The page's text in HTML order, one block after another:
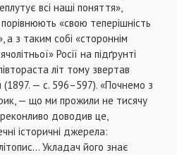
всі наші поняття»,
«свою теперішність
з таким собі «стороннім
Росії на підґрунті
літ тому звертав
(1897. — с. 596–597). «Почнемо з
— що ми прожили не тисячу
доводив це,
історичні джерела:
Укладач його знає